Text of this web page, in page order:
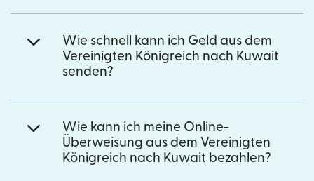
Wie schnell kann ich Geld aus dem
Vereinigten Königreich nach Kuwait
senden?
Wie kann ich meine Online-
Überweisung aus dem Vereinigten
Königreich nach Kuwait bezahlen?